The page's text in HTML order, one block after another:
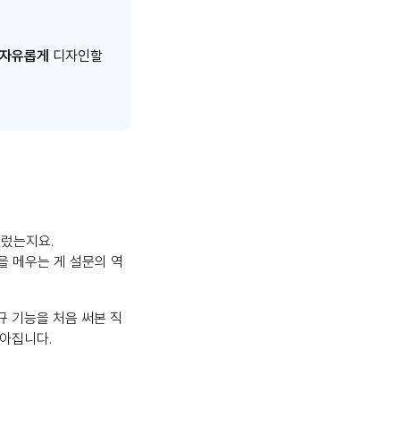
유롭게 디자인할
는지요.
메우는 게 설문의 역
기능을 처음 써본 직
집니다.